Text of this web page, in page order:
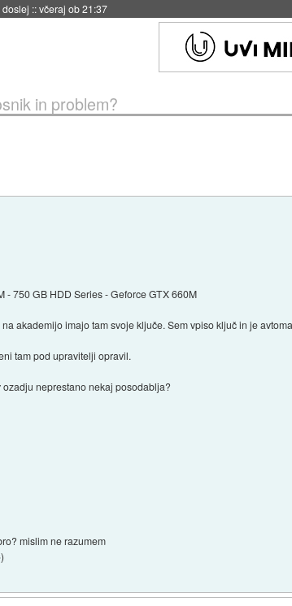
::včeraj ob 21:37
in problem?
- 750 GB HDD Series - Geforce GTX 660M
akademijo imajo tam svoje ključe. Sem vpiso ključ in je
tam pod upravitelji opravil.
neprestano nekaj posodablja?
mislim ne razumem
)